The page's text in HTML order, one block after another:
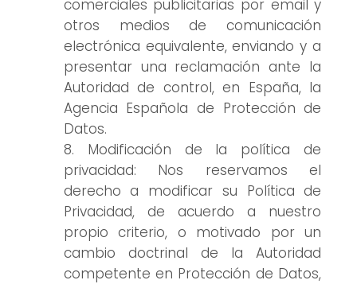
comerciales publicitarias por email y
otros medios de comunicación
electrónica equivalente, enviando y a
presentar una reclamación ante la
Autoridad de control, en España, la
Agencia Española de Protección de
Datos.
Modificación de la política de
privacidad: Nos reservamos el
derecho a modificar su Política de
Privacidad, de acuerdo a nuestro
propio criterio, o motivado por un
cambio doctrinal de la Autoridad
competente en Protección de Datos,